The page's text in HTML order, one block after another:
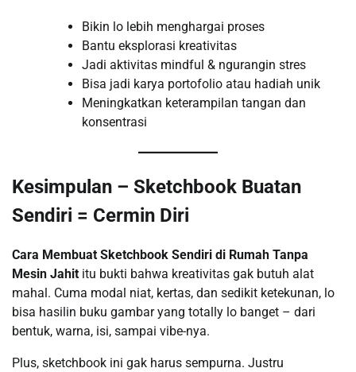
Bikin lo lebih menghargai proses
Bantu eksplorasi kreativitas
Jadi aktivitas mindful & ngurangin stres
Bisa jadi karya portofolio atau hadiah unik
Meningkatkan keterampilan tangan dan
konsentrasi
Kesimpulan – Sketchbook Buatan
Sendiri = Cermin Diri
Cara Membuat Sketchbook Sendiri di Rumah Tanpa
Mesin Jahit itu bukti bahwa kreativitas gak butuh alat
mahal. Cuma modal niat, kertas, dan sedikit ketekunan, lo
bisa hasilin buku gambar yang totally lo banget – dari
bentuk, warna, isi, sampai vibe-nya.
Plus, sketchbook ini gak harus sempurna. Justru